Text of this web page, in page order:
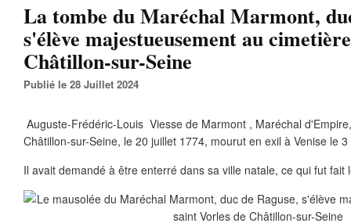
La tombe du Maréchal Marmont,
s'élève majestueusement au
Châtillon-sur-Seine
Publié le 28 Juillet 2024
Auguste-Frédéric-Louis Viesse de Marmont , Maréchal
Châtillon-sur-Seine, le 20 juillet 1774, mourut en exil à Venise le
Il avait demandé à être enterré dans sa ville natale, ce qui fut